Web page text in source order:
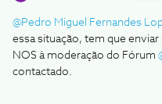
@Pedro Miguel Fernandes
essa situação, tem que
NOS à moderação do Fórum
contactado.